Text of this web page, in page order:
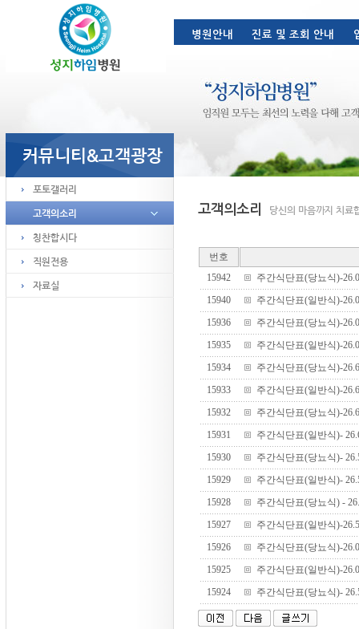
번호
15942
주간식단표(당뇨식)-
15940
주간식단표(일반식)-
15936
주간식단표(당뇨식)-
15935
주간식단표(일반식)-
15934
주간식단표(당뇨식)-
15933
주간식단표(일반식)-
15932
주간식단표(당뇨식)-
15931
주간식단표(일반식)-
15930
주간식단표(당뇨식)-
15929
주간식단표(일반식)-
15928
주간식단표(당뇨식) -
15927
주간식단표(일반식)-
15926
주간식단표(당뇨식)-
15925
주간식단표(일반식)-
15924
주간식단표(당뇨식)-